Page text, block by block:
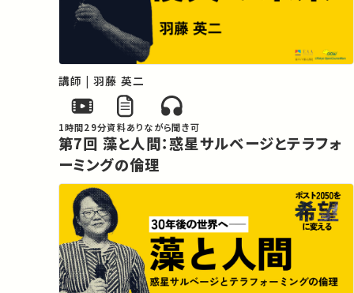
講師 | 羽藤 英二
1時間29分資料ありながら聞き可
第7回 藻と人間：惑星サルベージとテラフォ
ーミングの倫理